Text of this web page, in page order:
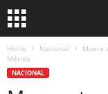
Home Nacional
Muere
Mérida
NACIONAL